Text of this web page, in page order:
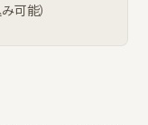
可能）